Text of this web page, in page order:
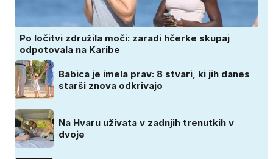
Po ločitvi združila moči: zaradi hčerke skupaj
odpotovala na Karibe
Babica je imela prav: 8 stvari, ki jih danes
starši znova odkrivajo
Na Hvaru uživata v zadnjih trenutkih v
dvoje